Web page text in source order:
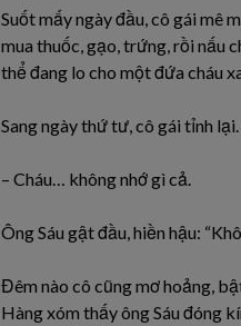
Suốt mấy ngày đầu, cô gái mê
mua thuốc, gạo, trứng, rồi nấu
thể đang lo cho một đứa cháu
Sang ngày thứ tư, cô gái tỉnh
– Cháu… không nhớ gì cả.
Ông Sáu gật đầu, hiền hậu:
Đêm nào cô cũng mơ hoảng,
Hàng xóm thấy ông Sáu đóng